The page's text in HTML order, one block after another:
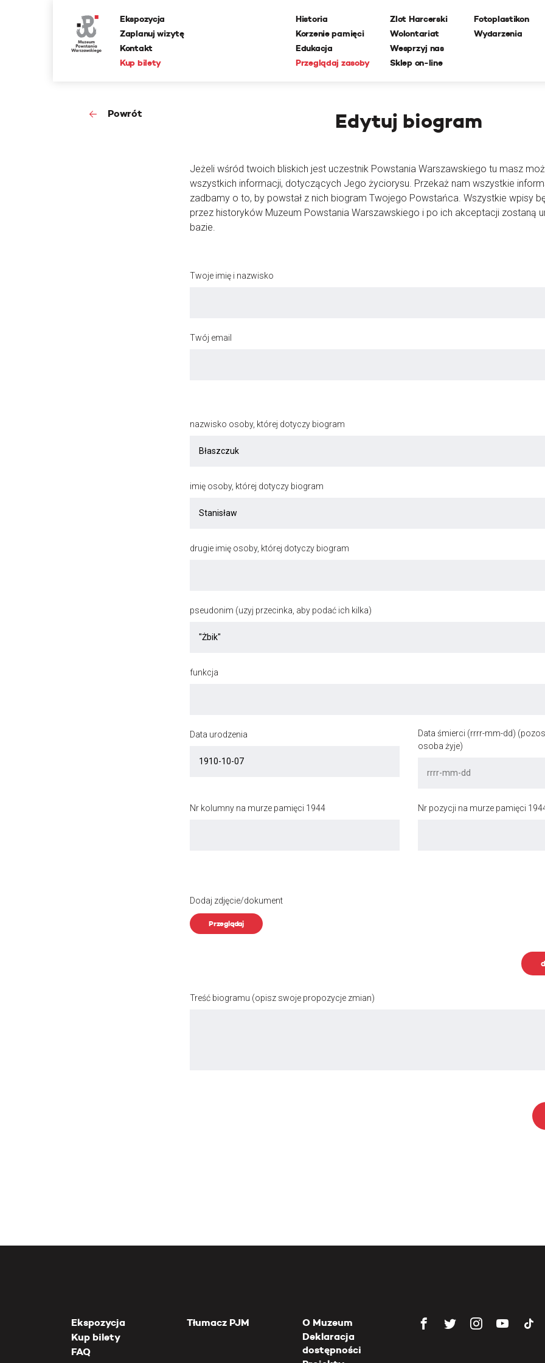
Ekspozycja
Zaplanuj wizytę
Kontakt
Kup bilety
Historia
Korzenie pamięci
Edukacja
Przeglądaj zasoby
Zlot Harcerski
Wolontariat
Wesprzyj nas
Sklep on-line
Fotoplastikon
Wydarzenia
Powrót Edytuj biogram
Jeżeli wśród twoich bliskich jest uczestnik Powstania Warszawskiego tu masz
wszystkich informacji, dotyczących Jego życiorysu. Przekaż nam wszystkie
zadbamy o to, by powstał z nich biogram Twojego Powstańca. Wszystkie wpisy
przez historyków Muzeum Powstania Warszawskiego i po ich akceptacji zostaną
bazie.
Twoje imię i nazwisko
Twój email
nazwisko osoby, której dotyczy biogram
imię osoby, której dotyczy biogram
drugie imię osoby, której dotyczy biogram
pseudonim (uzyj przecinka, aby podać ich kilka)
funkcja
Data urodzenia
Data śmierci (rrrr-mm-dd)
osoba żyje)
Nr kolumny na murze pamięci 1944 Nr pozycji na murze pamięci
Dodaj zdjęcie/dokument
Przeglądaj
Treść biogramu (opisz swoje propozycje zmian)
Ekspozycja
Kup bilety
FAQ
Tłumacz PJM
O Muzeum
Deklaracja
dostępności